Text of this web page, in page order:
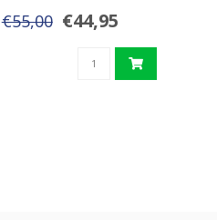
€55,00 €44,95